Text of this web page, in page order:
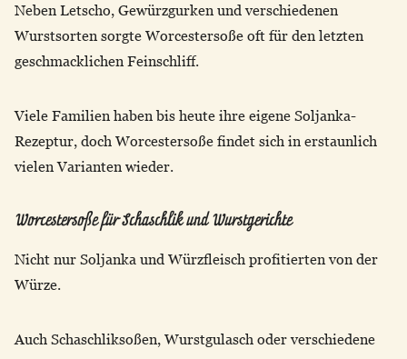
Neben Letscho, Gewürzgurken und verschiedenen
Wurstsorten sorgte Worcestersoße oft für den letzten
geschmacklichen Feinschliff.
Viele Familien haben bis heute ihre eigene Soljanka-
Rezeptur, doch Worcestersoße findet sich in erstaunlich
vielen Varianten wieder.
Worcestersoße für Schaschlik und Wurstgerichte
Nicht nur Soljanka und Würzfleisch profitierten von der
Würze.
Auch Schaschliksoßen, Wurstgulasch oder verschiedene